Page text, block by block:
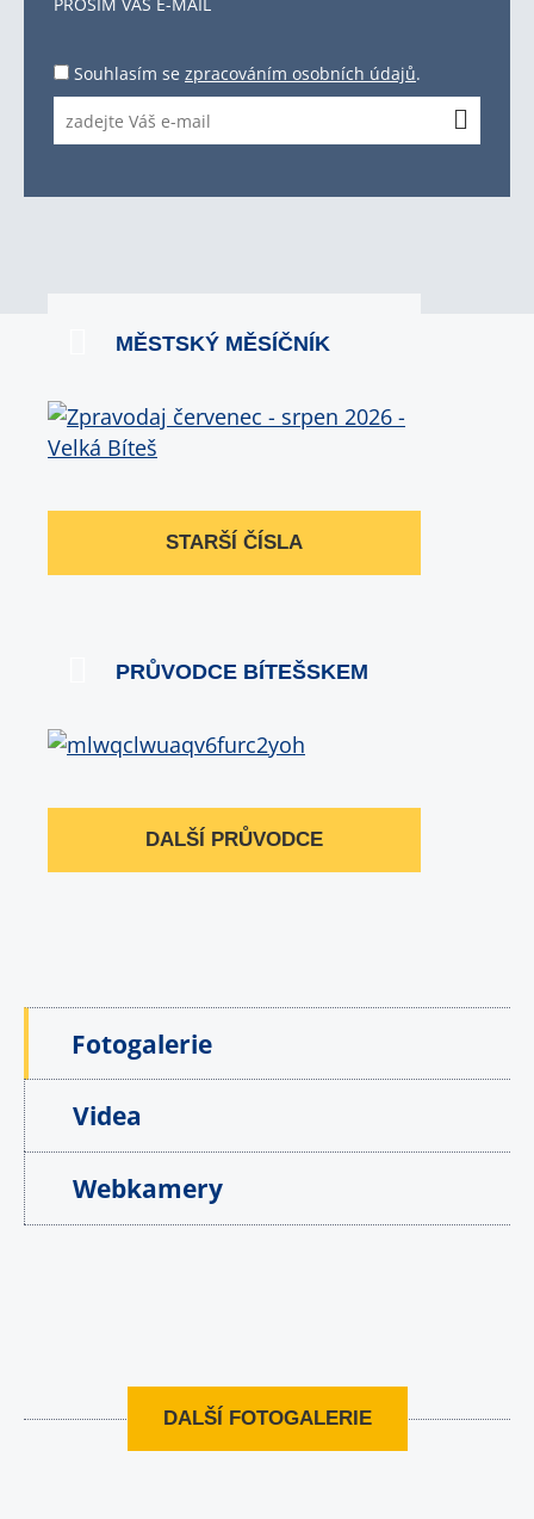
Souhlasím se zpracováním osobních údajů.
MĚSTSKÝ MĚSÍČNÍK
STARŠÍ ČÍSLA
PRŮVODCE BÍTEŠSKEM
DALŠÍ PRŮVODCE
Fotogalerie
Videa
Webkamery
DALŠÍ FOTOGALERIE